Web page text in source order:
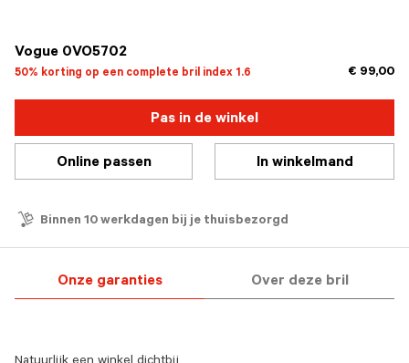
Vogue 0VO5702
50% korting op een complete bril index 1.6 € 99,00
Pas in de winkel
Online passen In winkelmand
Binnen 10 werkdagen bij je thuisbezorgd
Onze garanties Over deze bril